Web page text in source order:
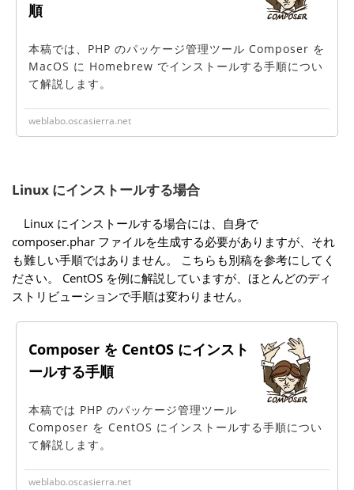
順
本稿では、PHP のパッケージ管理ツール Composer を
MacOS に Homebrew でインストールする手順につい
て解説します。
weblabo.oscasierra.net
Linux にインストールする場合
Linux にインストールする場合には、自身で
composer.phar ファイルを生成する必要がありますが、それ
も難しい手順ではありません。 こちらも別稿を参考にしてく
ださい。 CentOS を例に解説していますが、ほとんどのディ
ストリビューションで手順は変わりません。
Composer を CentOS にインスト
ールする手順
本稿では PHP のパッケージ管理ツール
Composer を CentOS にインストールする手順につい
て解説します。
weblabo.oscasierra.net